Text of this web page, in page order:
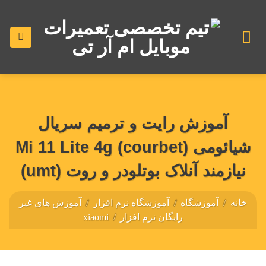
محتوا
آموزش رایت و ترمیم سریال
شیائومی (courbet) Mi 11 Lite 4g
نیازمند آنلاک بوتلودر و روت (umt)
خانه / آموزشگاه / آموزشگاه نرم افزار / آموزش های غیر
رایگان نرم افزار
/
xiaomi